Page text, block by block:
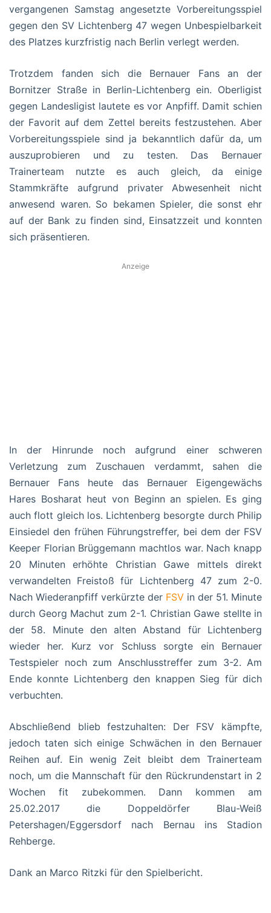
vergangenen Samstag angesetzte Vorbereitungsspiel
gegen den SV Lichtenberg 47 wegen Unbespielbarkeit
des Platzes kurzfristig nach Berlin verlegt werden.
Trotzdem fanden sich die Bernauer Fans an der
Bornitzer Straße in Berlin-Lichtenberg ein. Oberligist
gegen Landesligist lautete es vor Anpfiff. Damit schien
der Favorit auf dem Zettel bereits festzustehen. Aber
Vorbereitungsspiele sind ja bekanntlich dafür da, um
auszuprobieren und zu testen. Das Bernauer
Trainerteam nutzte es auch gleich, da einige
Stammkräfte aufgrund privater Abwesenheit nicht
anwesend waren. So bekamen Spieler, die sonst ehr
auf der Bank zu finden sind, Einsatzzeit und konnten
sich präsentieren.
Anzeige
In der Hinrunde noch aufgrund einer schweren
Verletzung zum Zuschauen verdammt, sahen die
Bernauer Fans heute das Bernauer Eigengewächs
Hares Bosharat heut von Beginn an spielen. Es ging
auch flott gleich los. Lichtenberg besorgte durch Philip
Einsiedel den frühen Führungstreffer, bei dem der FSV
Keeper Florian Brüggemann machtlos war. Nach knapp
20 Minuten erhöhte Christian Gawe mittels direkt
verwandelten Freistoß für Lichtenberg 47 zum 2-0.
Nach Wiederanpfiff verkürzte der FSV in der 51. Minute
durch Georg Machut zum 2-1. Christian Gawe stellte in
der 58. Minute den alten Abstand für Lichtenberg
wieder her. Kurz vor Schluss sorgte ein Bernauer
Testspieler noch zum Anschlusstreffer zum 3-2. Am
Ende konnte Lichtenberg den knappen Sieg für dich
verbuchten.
Abschließend blieb festzuhalten: Der FSV kämpfte,
jedoch taten sich einige Schwächen in den Bernauer
Reihen auf. Ein wenig Zeit bleibt dem Trainerteam
noch, um die Mannschaft für den Rückrundenstart in 2
Wochen fit zubekommen. Dann kommen am
25.02.2017 die Doppeldörfer Blau-Weiß
Petershagen/Eggersdorf nach Bernau ins Stadion
Rehberge.
Dank an Marco Ritzki für den Spielbericht.